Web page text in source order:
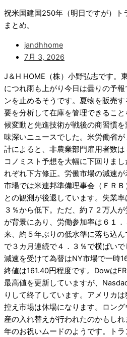
祝米国建国250年（明日ですが）ト
まとめ。
jandhhome
7月 3, 2026
J＆H HOME（株）小野弘志です。
につれ雨も上がり今日は曇りの予
ンを止めるそうです。夏物を販売
要を分析して在庫を管理できるこ
候変動と先進技術が戦後の商習慣
味深いニュースでした。米労働省
計によると、非農業部門雇用者数
コノミスト予想を大幅に下回りま
れぞれ下方修正。労働市場の減速
市場では米連​邦準備理事会（ＦＲ
との観測が後退しています。失業
３％から低下。ただ、約７２万人
が背景にあり、労働参加率は６１
来、約５年ぶりの低水準に落ち込
で３カ月連続で４．３％で横ばい
減速を受けて為替はNY市場で一時
終値は161.40円程度です。Dowは
最高値を更新していますが、
りして終了しています。アメリカ
控え市場は休場になります。ロン
産の入れ替えが行われたのかもし
年のお祝いムードのようです。ト